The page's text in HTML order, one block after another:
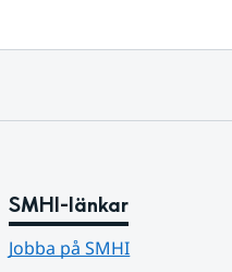
SMHI-länkar
Jobba på SMHI